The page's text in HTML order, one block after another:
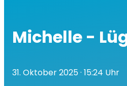
Michelle -
31. Oktober 2025· 15:24 Uhr